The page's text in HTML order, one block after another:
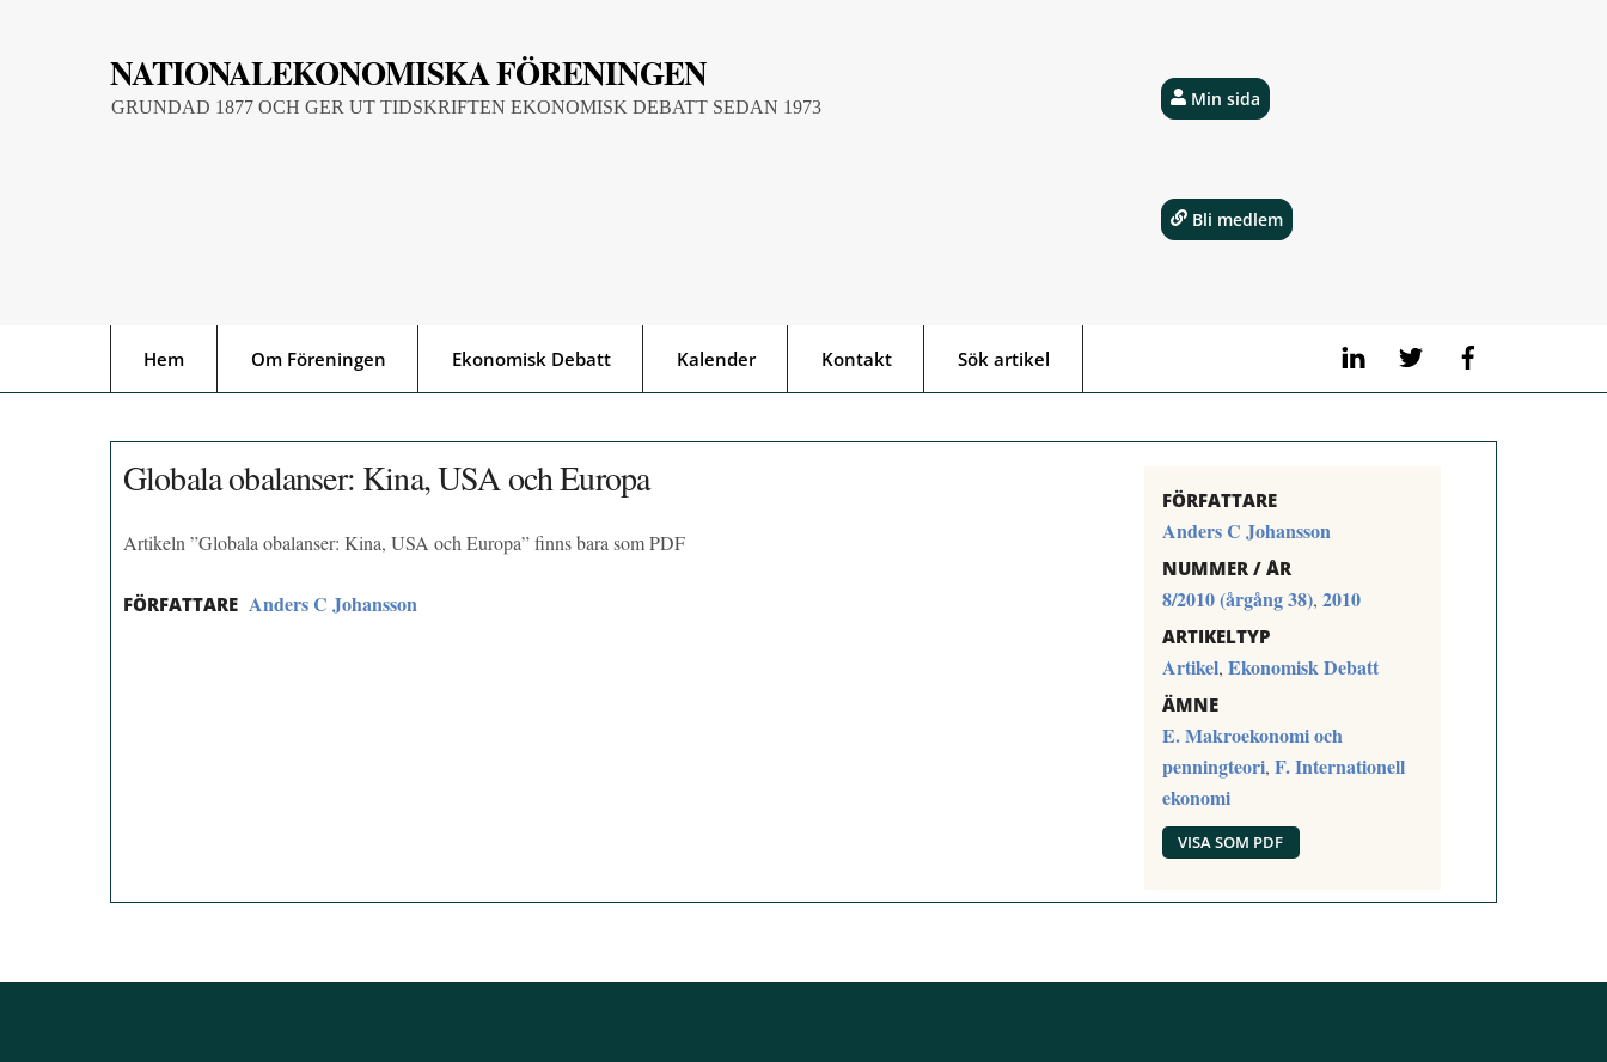
NATIONALEKONOMISKA FÖRENINGEN
GRUNDAD 1877 OCH GER UT TIDSKRIFTEN EKONOMISK DEBATT SEDAN 1973
LinkedIn Twitter
Hem Om Föreningen Ekonomisk Debatt Kalender Kontakt Sök artikel
Min sida
Bli medlem
Globala obalanser: Kina, USA och Europa
Artikeln ”Globala obalanser: Kina, USA och Europa” finns bara som PDF
FÖRFATTARE Anders C Johansson
FÖRFATTARE
Anders C Johansson
NUMMER / ÅR
8/2010 (årgång 38), 2010
ARTIKELTYP
Artikel, Ekonomisk Debatt
ÄMNE
E. Makroekonomi och
penningteori, F. Internationell
ekonomi
VISA SOM PDF